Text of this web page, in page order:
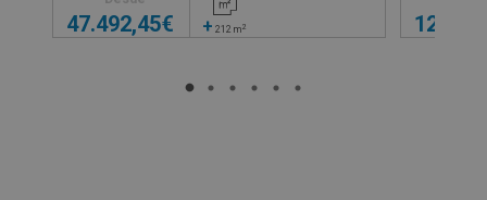
47.492,45€ + 212m2